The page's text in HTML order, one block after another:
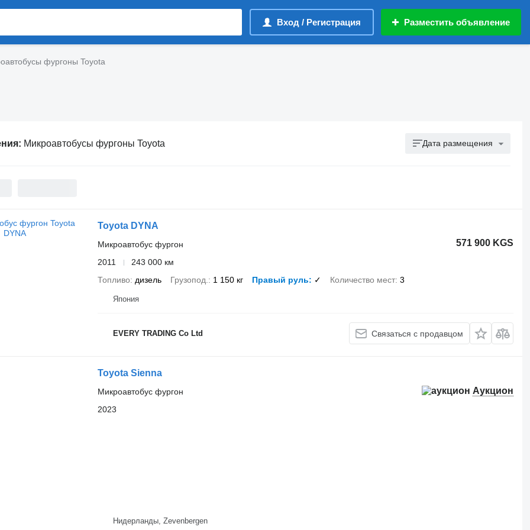
Вход / Регистрация Разместить объявление
фургоны Toyota
Микроавтобусы фургоны Toyota Дата размещения
Toyota DYNA
571 900 KGS
Микроавтобус фургон
2011
243 000 км
Топливо
дизель Грузопод. 1 150 кг Правый руль ✓ Количество мест 3
Япония
EVERY TRADING Co Ltd Связаться с продавцом
Toyota Sienna
Аукцион
Микроавтобус фургон
2023
Нидерланды, Zevenbergen